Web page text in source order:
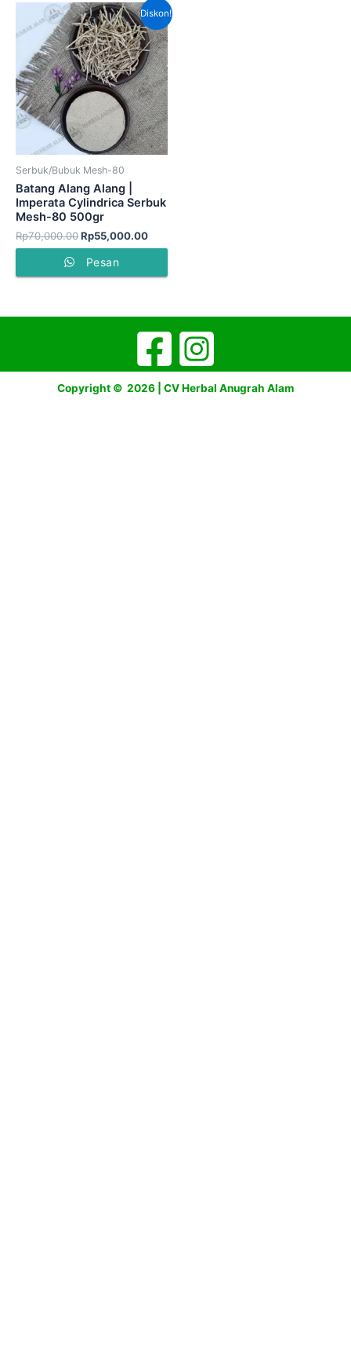
Diskon!
Serbuk/Bubuk Mesh-80
Batang Alang Alang |
Imperata Cylindrica Serbuk
Mesh-80 500gr
Rp70,000.00
Harga
aslinya
adalah:
Rp70,000.00.
Rp55,000.00
Harga
saat
ini
adalah:
Rp55,000.00.
Pesan
Copyright © 2026 | CV Herbal Anugrah Alam